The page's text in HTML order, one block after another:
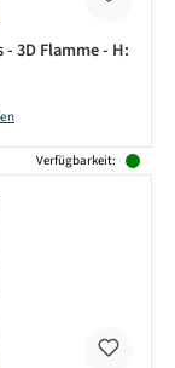
3D Flamme - H:
Verfügbarkeit: